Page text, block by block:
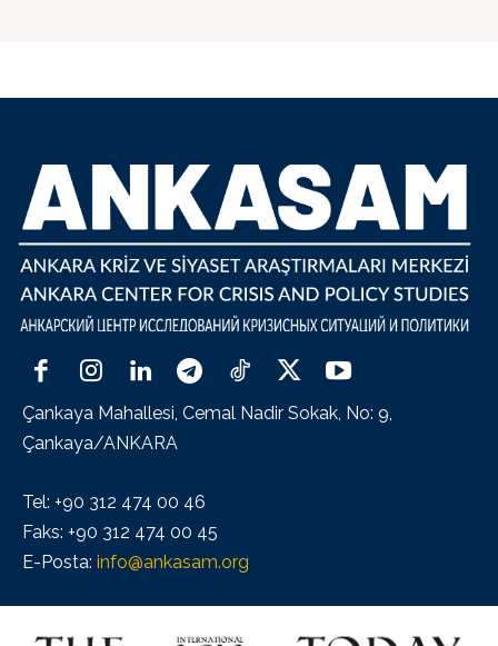
Çankaya Mahallesi, Cemal Nadir Sokak, No: 9,
Çankaya/ANKARA
Tel: +90 312 474 00 46
Faks: +90 312 474 00 45
E-Posta: info@ankasam.org